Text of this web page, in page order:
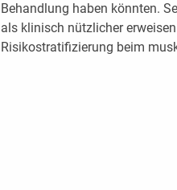
Behandlung haben könnten.
als klinisch nützlicher
Risikostratifizierung beim